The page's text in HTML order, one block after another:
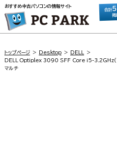
おすすめ中古パソコンの情報サイト
合計
掲
トップページ Desktop
DELL
DELL Optiplex 3090 SFF Core i5-
マルチ